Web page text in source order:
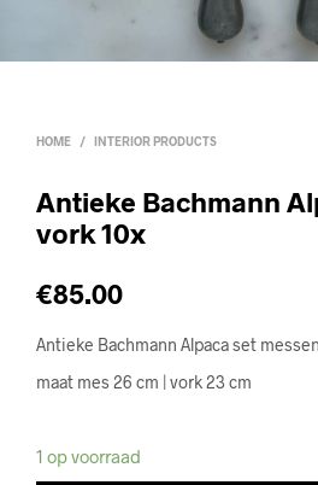
HOME / INTERIOR PRODUCTS
Antieke Bachmann
vork 10x
€85.00
Antieke Bachmann Alpaca set
maat mes 26 cm | vork 23 cm
1 op voorraad